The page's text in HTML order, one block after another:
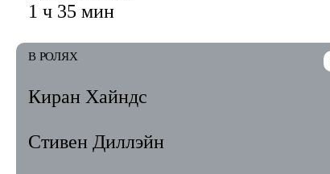
1 ч 35 мин
В РОЛЯХ
Киран Хайндс
Стивен Диллэйн